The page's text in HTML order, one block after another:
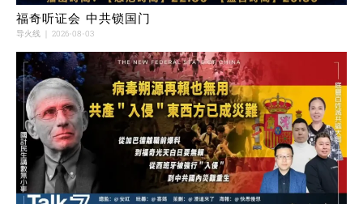
福奇听证会 中共锁国门
导火线 2026-08-03